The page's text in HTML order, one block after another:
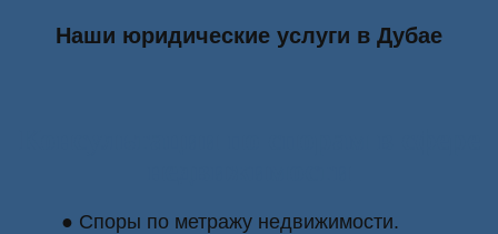
Наши юридические услуги в Дубае
● Споры по метражу недвижимости.